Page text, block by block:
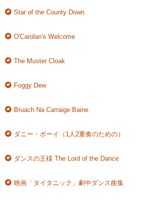
Star of the County Down
O'Carolan's Welcome
The Muster Cloak
Foggy Dew
Bruach Na Carraige Baine
ダニー・ボーイ（1人2重奏のための）
ダンスの王様 The Lord of the Dance
映画「タイタニック」劇中ダンス曲集